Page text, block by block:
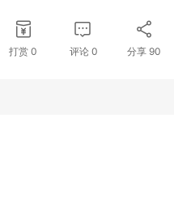
打赏 0 评论 0 分享 90